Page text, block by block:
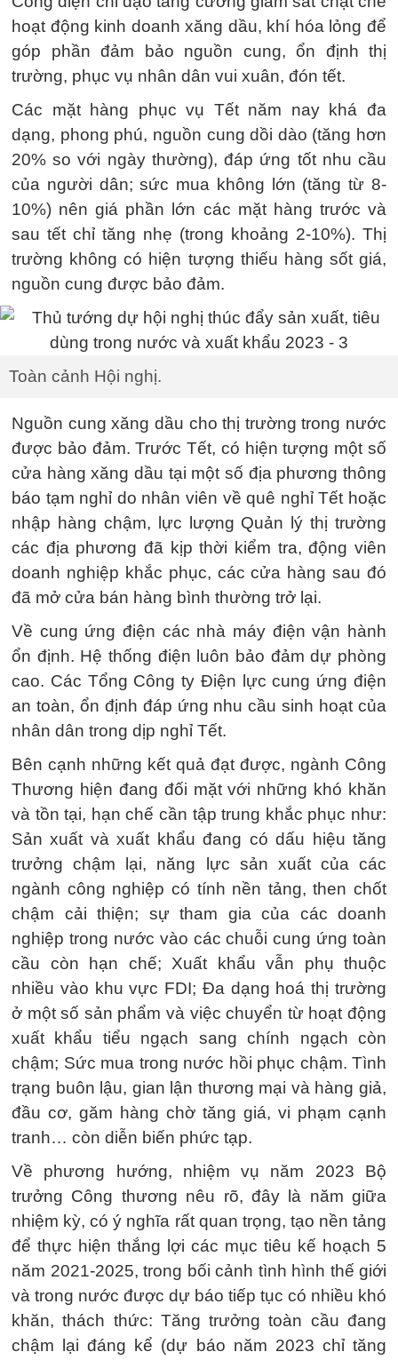
hoạt động kinh doanh xăng dầu, khí hóa lỏng để
góp phần đảm bảo nguồn cung, ổn định thị
trường, phục vụ nhân dân vui xuân, đón tết.
Các mặt hàng phục vụ Tết năm nay khá đa
dạng, phong phú, nguồn cung dồi dào (tăng hơn
20% so với ngày thường), đáp ứng tốt nhu cầu
của người dân; sức mua không lớn (tăng từ 8-
10%) nên giá phần lớn các mặt hàng trước và
sau tết chỉ tăng nhẹ (trong khoảng 2-10%). Thị
trường không có hiện tượng thiếu hàng sốt giá,
nguồn cung được bảo đảm.
Toàn cảnh Hội nghị.
Nguồn cung xăng dầu cho thị trường trong nước
được bảo đảm. Trước Tết, có hiện tượng một số
cửa hàng xăng dầu tại một số địa phương thông
báo tạm nghỉ do nhân viên về quê nghỉ Tết hoặc
nhập hàng chậm, lực lượng Quản lý thị trường
các địa phương đã kịp thời kiểm tra, động viên
doanh nghiệp khắc phục, các cửa hàng sau đó
đã mở cửa bán hàng bình thường trở lại.
Về cung ứng điện các nhà máy điện vận hành
ổn định. Hệ thống điện luôn bảo đảm dự phòng
cao. Các Tổng Công ty Điện lực cung ứng điện
an toàn, ổn định đáp ứng nhu cầu sinh hoạt của
nhân dân trong dịp nghỉ Tết.
Bên cạnh những kết quả đạt được, ngành Công
Thương hiện đang đối mặt với những khó khăn
và tồn tại, hạn chế cần tập trung khắc phục như:
Sản xuất và xuất khẩu đang có dấu hiệu tăng
trưởng chậm lại, năng lực sản xuất của các
ngành công nghiệp có tính nền tảng, then chốt
chậm cải thiện; sự tham gia của các doanh
nghiệp trong nước vào các chuỗi cung ứng toàn
cầu còn hạn chế; Xuất khẩu vẫn phụ thuộc
nhiều vào khu vực FDI; Đa dạng hoá thị trường
ở một số sản phẩm và việc chuyển từ hoạt động
xuất khẩu tiểu ngạch sang chính ngạch còn
chậm; Sức mua trong nước hồi phục chậm. Tình
trạng buôn lậu, gian lận thương mại và hàng giả,
đầu cơ, găm hàng chờ tăng giá, vi phạm cạnh
tranh… còn diễn biến phức tạp.
Về phương hướng, nhiệm vụ năm 2023 Bộ
trưởng Công thương nêu rõ, đây là năm giữa
nhiệm kỳ, có ý nghĩa rất quan trọng, tạo nền tảng
để thực hiện thắng lợi các mục tiêu kế hoạch 5
năm 2021-2025, trong bối cảnh tình hình thế giới
và trong nước được dự báo tiếp tục có nhiều khó
khăn, thách thức: Tăng trưởng toàn cầu đang
chậm lại đáng kể (dự báo năm 2023 chỉ tăng